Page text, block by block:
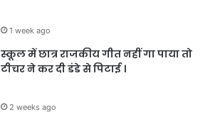
1 week ago
स्कूल में छात्र राजकीय गीत नहीं गा पाया तो
टीचर ने कर दी डंडे से पिटाई ।
2 weeks ago